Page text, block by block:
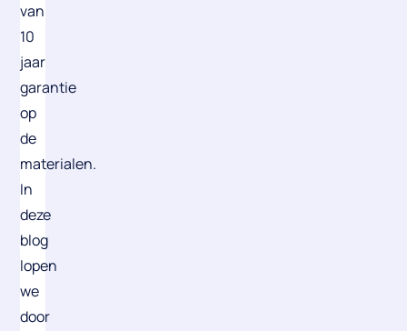
van
10
jaar
garantie
op
de
materialen.
In
deze
blog
lopen
we
door